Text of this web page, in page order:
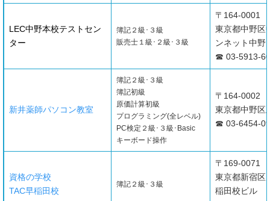
LEC中野本校テストセン
ター
簿記２級･３級
販売士１級･２級･３級
〒164-0001
東京都中野
ンネット中野
☎ 03-5913-
新井薬師パソコン教室
簿記２級･３級
簿記初級
原価計算初級
プログラミング(全レベル)
PC検定２級･３級･Basic
キーボード操作
〒164-0002
東京都中野
☎ 03-6454-
資格の学校
TAC早稲田校
簿記２級･３級
〒169-0071
東京都新宿
稲田校ビル